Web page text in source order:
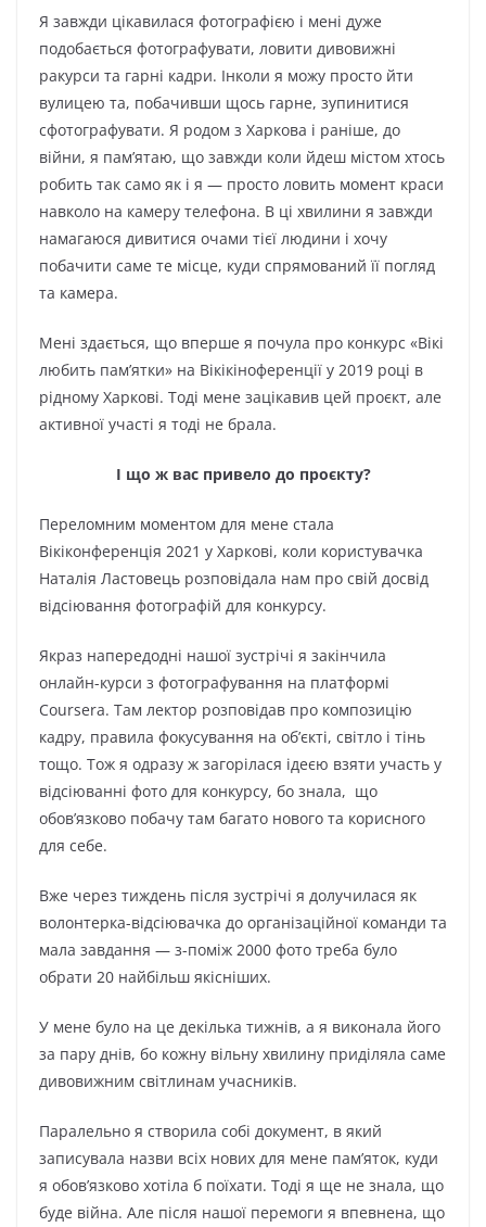
Я завжди цікавилася фотографією і мені дуже
подобається фотографувати, ловити дивовижні
ракурси та гарні кадри. Інколи я можу просто йти
вулицею та, побачивши щось гарне, зупинитися
сфотографувати. Я родом з Харкова і раніше, до
війни, я пам’ятаю, що завжди коли йдеш містом хтось
робить так само як і я — просто ловить момент краси
навколо на камеру телефона. В ці хвилини я завжди
намагаюся дивитися очами тієї людини і хочу
побачити саме те місце, куди спрямований її погляд
та камера.
Мені здається, що вперше я почула про конкурс «Вікі
любить пам’ятки» на Вікікіноференції у 2019 році в
рідному Харкові. Тоді мене зацікавив цей проєкт, але
активної участі я тоді не брала.
І що ж вас привело до проєкту?
Переломним моментом для мене стала
Вікіконференція 2021 у Харкові, коли користувачка
Наталія Ластовець розповідала нам про свій досвід
відсіювання фотографій для конкурсу.
Якраз напередодні нашої зустрічі я закінчила
онлайн-курси з фотографування на платформі
Coursera. Там лектор розповідав про композицію
кадру, правила фокусування на об’єкті, світло і тінь
тощо. Тож я одразу ж загорілася ідеєю взяти участь у
відсіюванні фото для конкурсу, бо знала, що
обов’язково побачу там багато нового та корисного
для себе.
Вже через тиждень після зустрічі я долучилася як
волонтерка-відсіювачка до організаційної команди та
мала завдання — з-поміж 2000 фото треба було
обрати 20 найбільш якісніших.
У мене було на це декілька тижнів, а я виконала його
за пару днів, бо кожну вільну хвилину приділяла саме
дивовижним світлинам учасників.
Паралельно я створила собі документ, в який
записувала назви всіх нових для мене пам’яток, куди
я обов’язково хотіла б поїхати. Тоді я ще не знала, що
буде війна. Але після нашої перемоги я впевнена, що